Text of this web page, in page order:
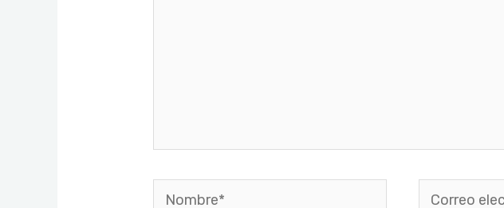
Nombre*
Correo